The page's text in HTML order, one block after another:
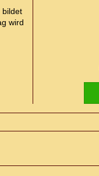
bildet
wird